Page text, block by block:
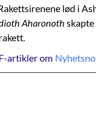
lød i
Aharonoth skapte
artikler om